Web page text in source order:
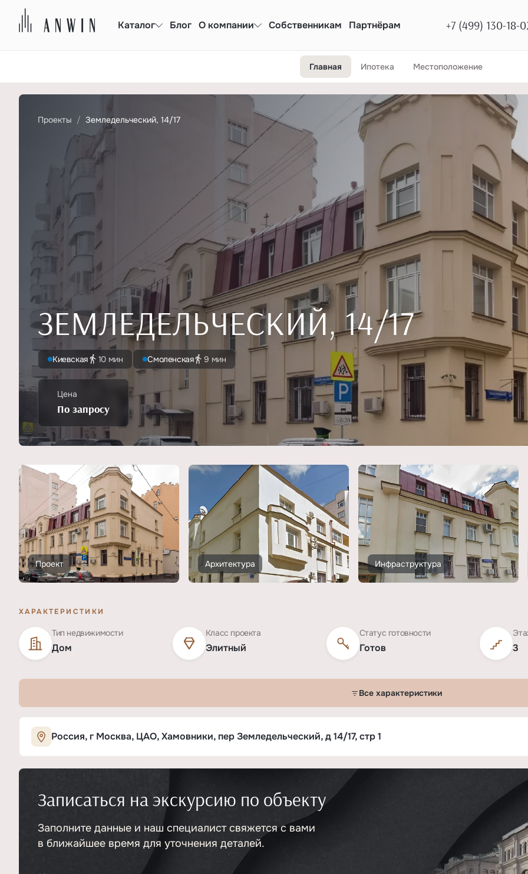
Каталог Блог О компании Собственникам Партнёрам +7 (499) 130-18-
Главная Ипотека Местоположение
Проекты Земледельческий, 14/17
ЗЕМЛЕДЕЛЬЧЕСКИЙ, 14/17
Киевская 10 мин Смоленская 9 мин
Цена
По запросу
Проект Архитектура Инфраструктура
ХАРАКТЕРИСТИКИ
Тип недвижимости
Дом
Класс проекта
Элитный
Статус готовности
Готов 3
Все характеристики
Характеристики ЖК «Земледельческий, 14/17»
ТипЖК
Класс проектаЭлитный
Этажность3
Россия, г Москва, ЦАО, Хамовники, пер Земледельческий, д 14/17, стр 1
Записаться на экскурсию по объекту
Заполните данные и наш специалист свяжется с вами
в ближайшее время для уточнения деталей.